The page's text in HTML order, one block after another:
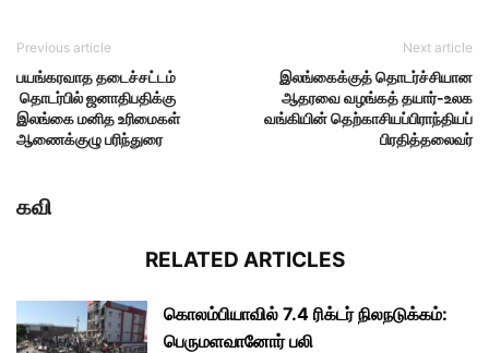
Previous article
பயங்கரவாத தடைச்சட்டம்
தொடர்பில் ஜனாதிபதிக்கு
இலங்கை மனித உரிமைகள்
ஆணைக்குழு பரிந்துரை
Next article
இலங்கைக்குத் தொடர்ச்சியான
ஆதரவை வழங்கத் தயார்-உலக
வங்கியின் தெற்காசியப்பிராந்தியப்
பிரதித்தலைவர்
கவி
RELATED ARTICLES
கொலம்பியாவில் 7.4 ரிக்டர் நிலநடுக்கம்:
பெருமளவானோர் பலி